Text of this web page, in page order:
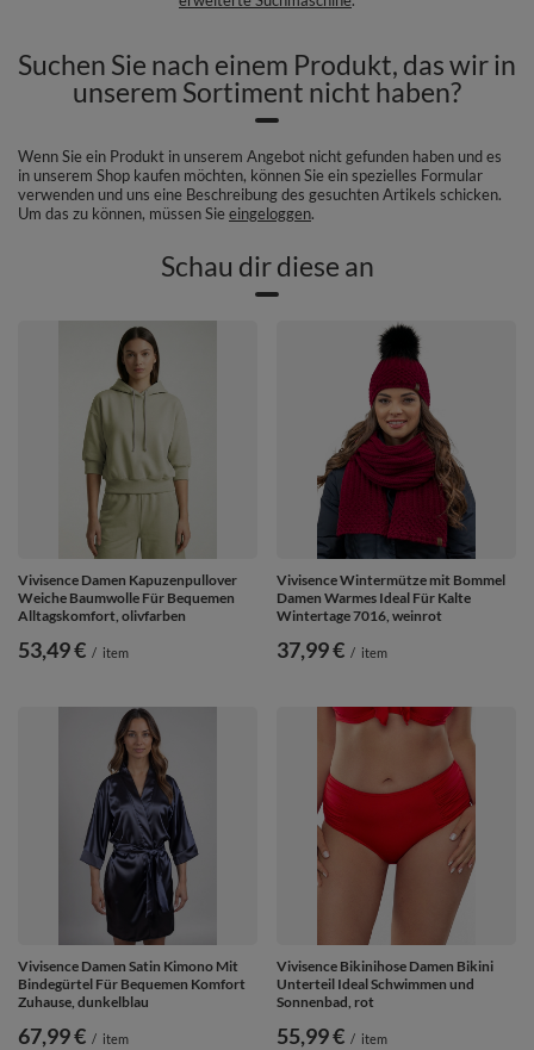
Suchen Sie nach einem Produkt, das wir in
unserem Sortiment nicht haben?
Wenn Sie ein Produkt in unserem Angebot nicht gefunden haben und es
in unserem Shop kaufen möchten, können Sie ein spezielles Formular
verwenden und uns eine Beschreibung des gesuchten Artikels schicken.
Um das zu können, müssen Sieeingeloggen.
Schau dir diese an
Vivisence Damen Kapuzenpullover
Weiche Baumwolle Für Bequemen
Alltagskomfort, olivfarben
53,49 € / item
Vivisence Wintermütze mit Bommel
Damen Warmes Ideal Für Kalte
Wintertage 7016, weinrot
37,99 € / item
Vivisence Damen Satin Kimono Mit
Bindegürtel Für Bequemen Komfort
Zuhause, dunkelblau
67,99 € / item
Vivisence Bikinihose Damen Bikini
Unterteil Ideal Schwimmen und
Sonnenbad, rot
55,99 € / item